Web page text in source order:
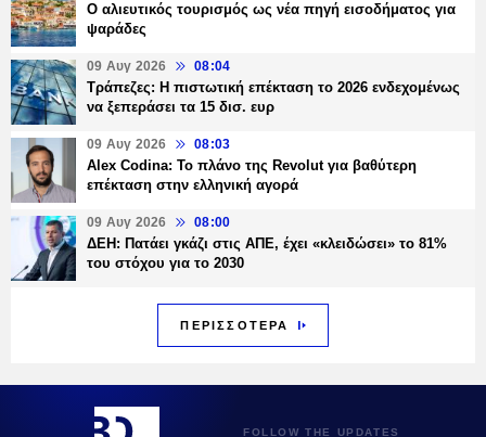
Ο αλιευτικός τουρισμός ως νέα πηγή εισοδήματος για
ψαράδες
09 Αυγ 2026 08:04
Τράπεζες: H πιστωτική επέκταση το 2026 ενδεχομένως
να ξεπεράσει τα 15 δισ. ευρ
09 Αυγ 2026 08:03
Alex Codina: Το πλάνο της Revolut για βαθύτερη
επέκταση στην ελληνική αγορά
09 Αυγ 2026 08:00
ΔΕΗ: Πατάει γκάζι στις ΑΠΕ, έχει «κλειδώσει» το 81%
του στόχου για το 2030
ΠΕΡΙΣΣΟΤΕΡΑ
FOLLOW THE UPDATES